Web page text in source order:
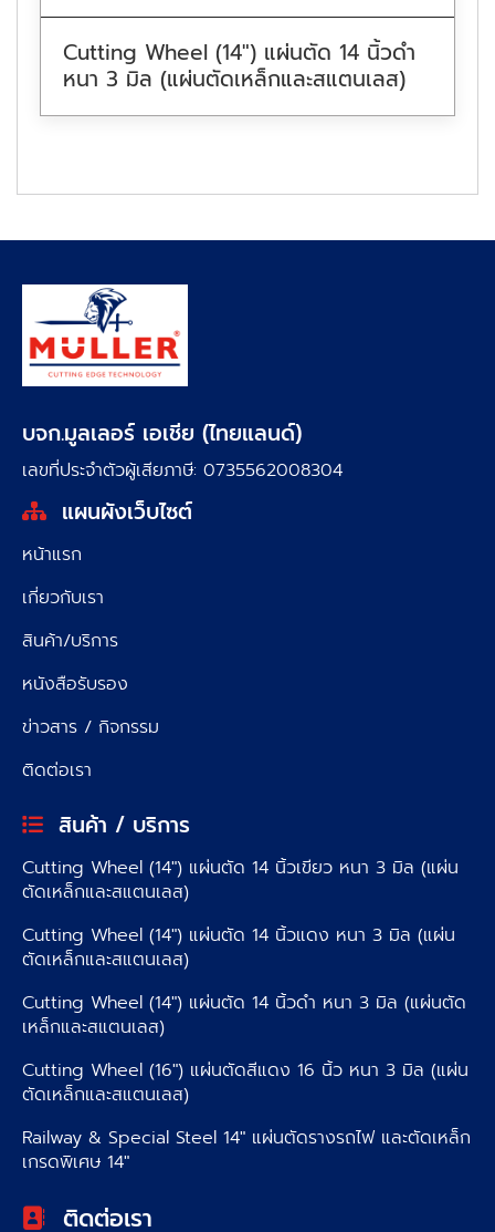
Cutting Wheel (14″) แผ่นตัด 14 นิ้วดำ
หนา 3 มิล (แผ่นตัดเหล็กและสแตนเลส)
บจก.มูลเลอร์ เอเชีย (ไทยแลนด์)
เลขที่ประจำตัวผู้เสียภาษี: 0735562008304
แผนผังเว็บไซต์
หน้าแรก
เกี่ยวกับเรา
สินค้า/บริการ
หนังสือรับรอง
ข่าวสาร / กิจกรรม
ติดต่อเรา
สินค้า / บริการ
Cutting Wheel (14″) แผ่นตัด 14 นิ้วเขียว หนา 3 มิล (แผ่น
ตัดเหล็กและสแตนเลส)
Cutting Wheel (14″) แผ่นตัด 14 นิ้วแดง หนา 3 มิล (แผ่น
ตัดเหล็กและสแตนเลส)
Cutting Wheel (14″) แผ่นตัด 14 นิ้วดำ หนา 3 มิล (แผ่นตัด
เหล็กและสแตนเลส)
Cutting Wheel (16″) แผ่นตัดสีแดง 16 นิ้ว หนา 3 มิล (แผ่น
ตัดเหล็กและสแตนเลส)
Railway & Special Steel 14″ แผ่นตัดรางรถไฟ และตัดเหล็ก
เกรดพิเศษ 14″
ติดต่อเรา